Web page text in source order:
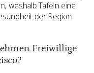
weshalb Tafeln eine
der Region
Freiwillige